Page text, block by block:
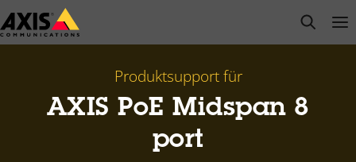
Zum
Hauptinhalt
open
Produktsupport für
AXIS PoE Midspan 8
port